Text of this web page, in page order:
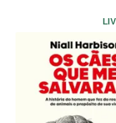
universo em suas
gênero. Público-alvo:
assistiu e gostou da
de Amor e
Christophe Galfard
Cambridge. É co-
primeiro livro para
Universe. Nos
programa ao vivo
de 130 mil pessoas,